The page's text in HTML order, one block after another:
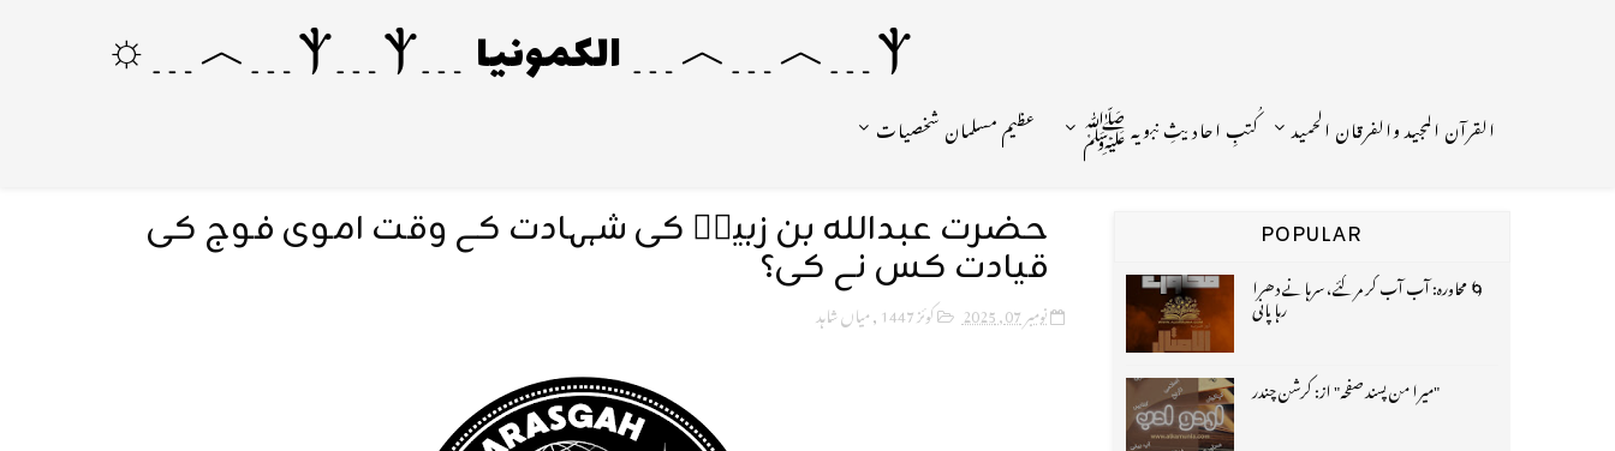
Ⲯ﹍︿﹍︿﹍ الکمونیا ﹍Ⲯ﹍Ⲯ﹍︿﹍☼
القرآن المجید والفرقان الحمید کُتبِ احادیثِ نبویہ ﷺ عظیم مسلمان شخصیات
حضرت عبداللہ بن زبیرؓ کی شہادت کے وقت اموی فوج کی
قیادت کس نے کی؟
نومبر 07, 2025 کوئز 1447 ,میاں شاہد
POPULAR
🌀 محاورہ: آب آب کر مر گئے، سرہانے دھرا
رہا پانی
"میرا من پسند صفحہ" از: کرشن چندر